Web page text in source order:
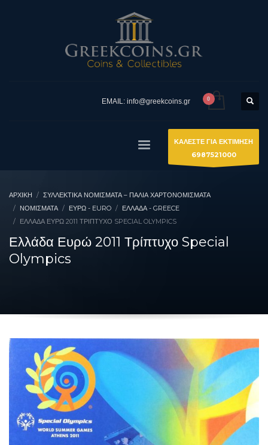
EMAIL: info@greekcoins.gr
ΚΑΛΕΣΤΕ ΓΙΑ ΕΚΤΙΜΗΣΗ
6987521000
ΑΡΧΙΚΉ
ΣΥΛΛΕΚΤΙΚΆ ΝΟΜΊΣΜΑΤΑ – ΠΑΛΙΆ ΧΑΡΤΟΝΟΜΊΣΜΑΤΑ
ΝΟΜΙΣΜΑΤΑ
ΕΥΡΏ - EURO
ΕΛΛΆΔΑ - GREECE
ΕΛΛΆΔΑ ΕΥΡΏ 2011 ΤΡΊΠΤΥΧΟ SPECIAL OLYMPICS
Ελλάδα Ευρώ 2011 Τρίπτυχο Special
Olympics